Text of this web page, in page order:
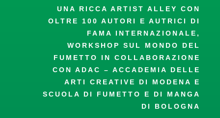
UNA RICCA ARTIST ALLEY CON
OLTRE 100 AUTORI E AUTRICI DI
FAMA INTERNAZIONALE,
WORKSHOP SUL MONDO DEL
FUMETTO IN COLLABORAZIONE
CON ADAC – ACCADEMIA DELLE
ARTI CREATIVE DI MODENA E
SCUOLA DI FUMETTO E DI MANGA
DI BOLOGNA